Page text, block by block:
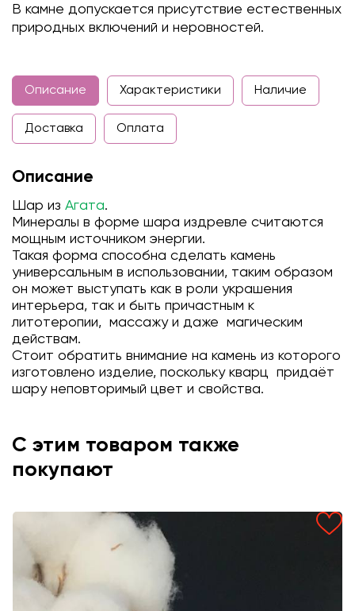
В камне допускается присутствие естественных
природных включений и неровностей.
Описание Характеристики Наличие
Доставка Оплата
Описание
Шар из Агата.
Минералы в форме шара издревле считаются
мощным источником энергии.
Такая форма способна сделать камень
универсальным в использовании, таким образом
он может выступать как в роли украшения
интерьера, так и быть причастным к
литотеропии, массажу и даже магическим
действам.
Стоит обратить внимание на камень из которого
изготовлено изделие, поскольку кварц придаёт
шару неповторимый цвет и свойства.
С этим товаром также
покупают